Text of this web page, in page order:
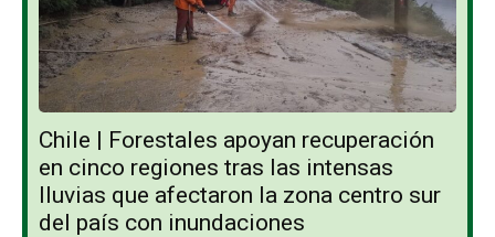
Chile | Forestales apoyan recuperación
en cinco regiones tras las intensas
lluvias que afectaron la zona centro sur
del país con inundaciones